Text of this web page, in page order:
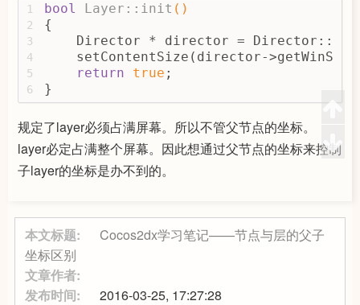
1
2
3
4
5
6
bool Layer::init ()
{
Director * director =
setContentSize(director-
return
true ;
}
规定了layer必须占满屏幕。所以不管父节点的坐标。
layer必定占满整个屏幕。因此想通过父节点的坐标来控制
子layer的坐标是办不到的。
本文标题:
Cocos2dx学习笔记——节点与层的父子
坐标区别
文章作者:
发布时间:
2016-03-25, 17:27:28